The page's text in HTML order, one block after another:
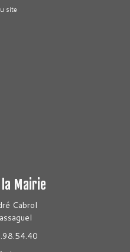
site
Mairie
Cabrol